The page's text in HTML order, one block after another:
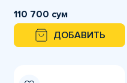
110 700 сум
ДОБАВИТЬ